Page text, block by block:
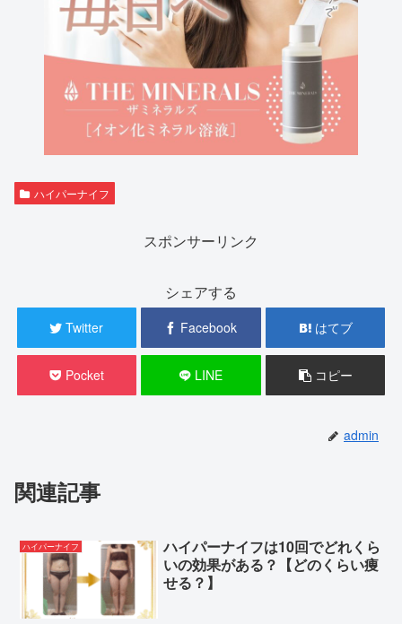
ハイパーナイフ
スポンサーリンク
シェアする
Twitter Facebook はてブ
Pocket LINE コピー
admin
関連記事
ハイパーナイフ
ハイパーナイフは10回でどれくら
いの効果がある？【どのくらい痩
せる？】